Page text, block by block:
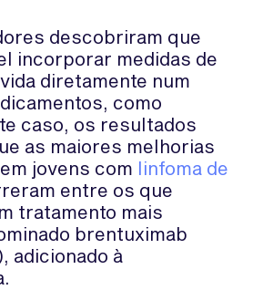
descobriram que
incorporar medidas de
diretamente num
como
caso, os resultados
as maiores melhorias
jovens com linfoma de
entre os que
tratamento mais
brentuximab
adicionado à